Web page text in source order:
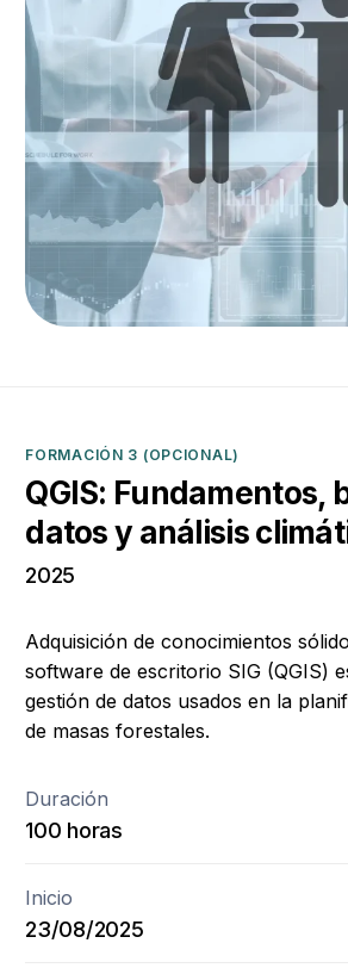
FORMACIÓN 3 (OPCIONAL)
QGIS: Fundamentos,
datos y análisis
2025
Adquisición de conocimientos
software de escritorio SIG (QGIS)
gestión de datos usados en la
de masas forestales.
Duración
100 horas
Inicio
23/08/2025